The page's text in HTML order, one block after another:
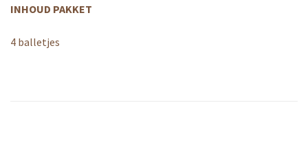
INHOUD PAKKET
4 balletjes